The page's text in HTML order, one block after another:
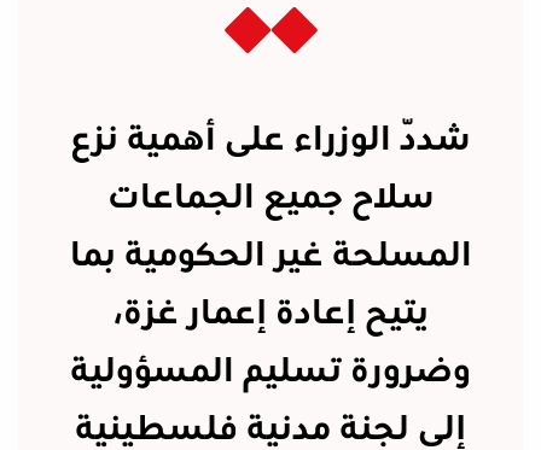
شدّد الوزراء على أهمية نزع
سلاح جميع الجماعات
المسلحة غير الحكومية بما
يتيح إعادة إعمار غزة،
وضرورة تسليم المسؤولية
إلى لجنة مدنية فلسطينية